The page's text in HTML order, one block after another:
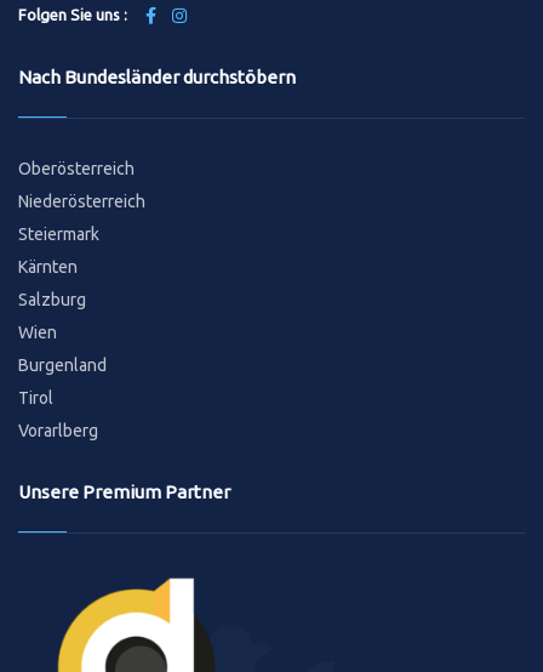
Folgen Sie uns :
Nach Bundesländer durchstöbern
Oberösterreich
Niederösterreich
Steiermark
Kärnten
Salzburg
Wien
Burgenland
Tirol
Vorarlberg
Unsere Premium Partner